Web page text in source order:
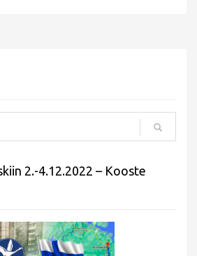
2.-4.12.2022 – Kooste